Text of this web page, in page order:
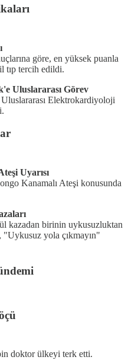
göre, en yüksek puanla
tıp tercih edildi.
Uluslararası Görev
Elektrokardiyoloji
Uyarısı
Kanamalı Ateşi konusunda
kazadan birinin uykusuzluktan
"Uykusuz yola çıkmayın"
doktor ülkeyi terk etti.